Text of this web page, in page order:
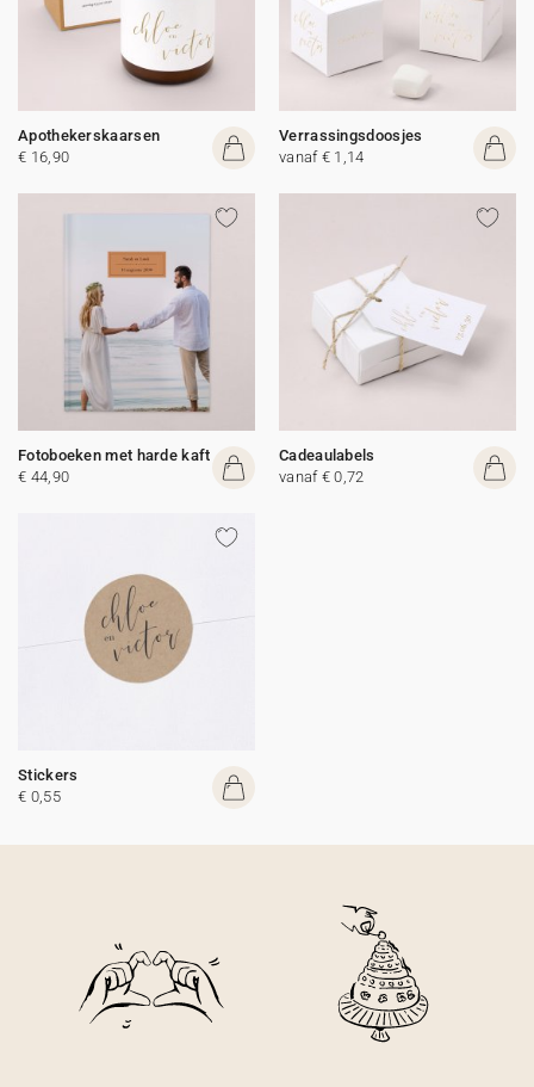
Apothekerskaarsen
€ 16,90
Verrassingsdoosjes
vanaf € 1,14
Fotoboeken met harde kaft
€ 44,90
Cadeaulabels
vanaf € 0,72
Stickers
€ 0,55